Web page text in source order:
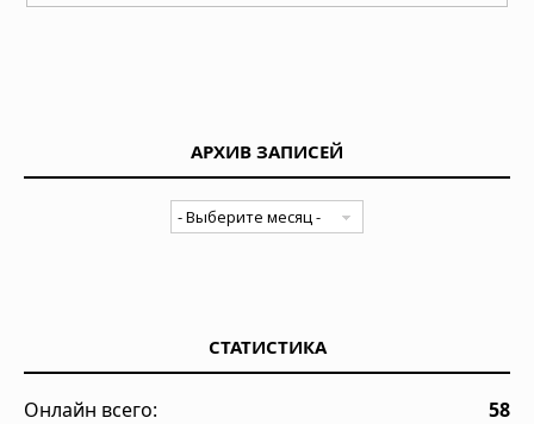
АРХИВ ЗАПИСЕЙ
СТАТИСТИКА
Онлайн всего:
58